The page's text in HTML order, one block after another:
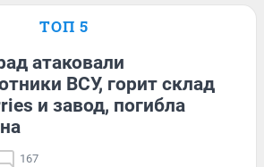
ТОП 5
атаковали
ВСУ, горит склад
и завод, погибла
167